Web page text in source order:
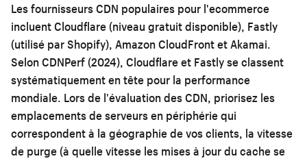
Les fournisseurs CDN populaires pour l'ecommerce
incluent Cloudflare (niveau gratuit disponible), Fastly
(utilisé par Shopify), Amazon CloudFront et Akamai.
Selon CDNPerf (2024), Cloudflare et Fastly se classent
systématiquement en tête pour la performance
mondiale. Lors de l'évaluation des CDN, priorisez les
emplacements de serveurs en périphérie qui
correspondent à la géographie de vos clients, la vitesse
de purge (à quelle vitesse les mises à jour du cache se